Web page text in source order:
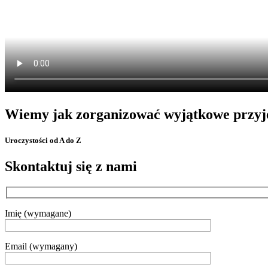
Wiemy jak zorganizować wyjątkowe
Uroczystości od A do Z
Skontaktuj się z nami
Imię (wymagane)
Email (wymagany)